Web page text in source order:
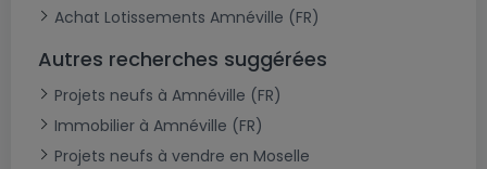
Achat Lotissements Amnéville (FR)
Autres recherches suggérées
Projets neufs à Amnéville (FR)
Immobilier à Amnéville (FR)
Projets neufs à vendre en Moselle